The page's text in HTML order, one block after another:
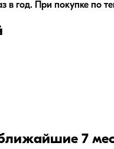
в год. При покупке по
7